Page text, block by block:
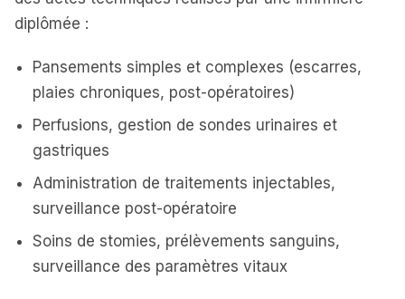
diplômée :
Pansements simples et complexes (escarres,
plaies chroniques, post-opératoires)
Perfusions, gestion de sondes urinaires et
gastriques
Administration de traitements injectables,
surveillance post-opératoire
Soins de stomies, prélèvements sanguins,
surveillance des paramètres vitaux